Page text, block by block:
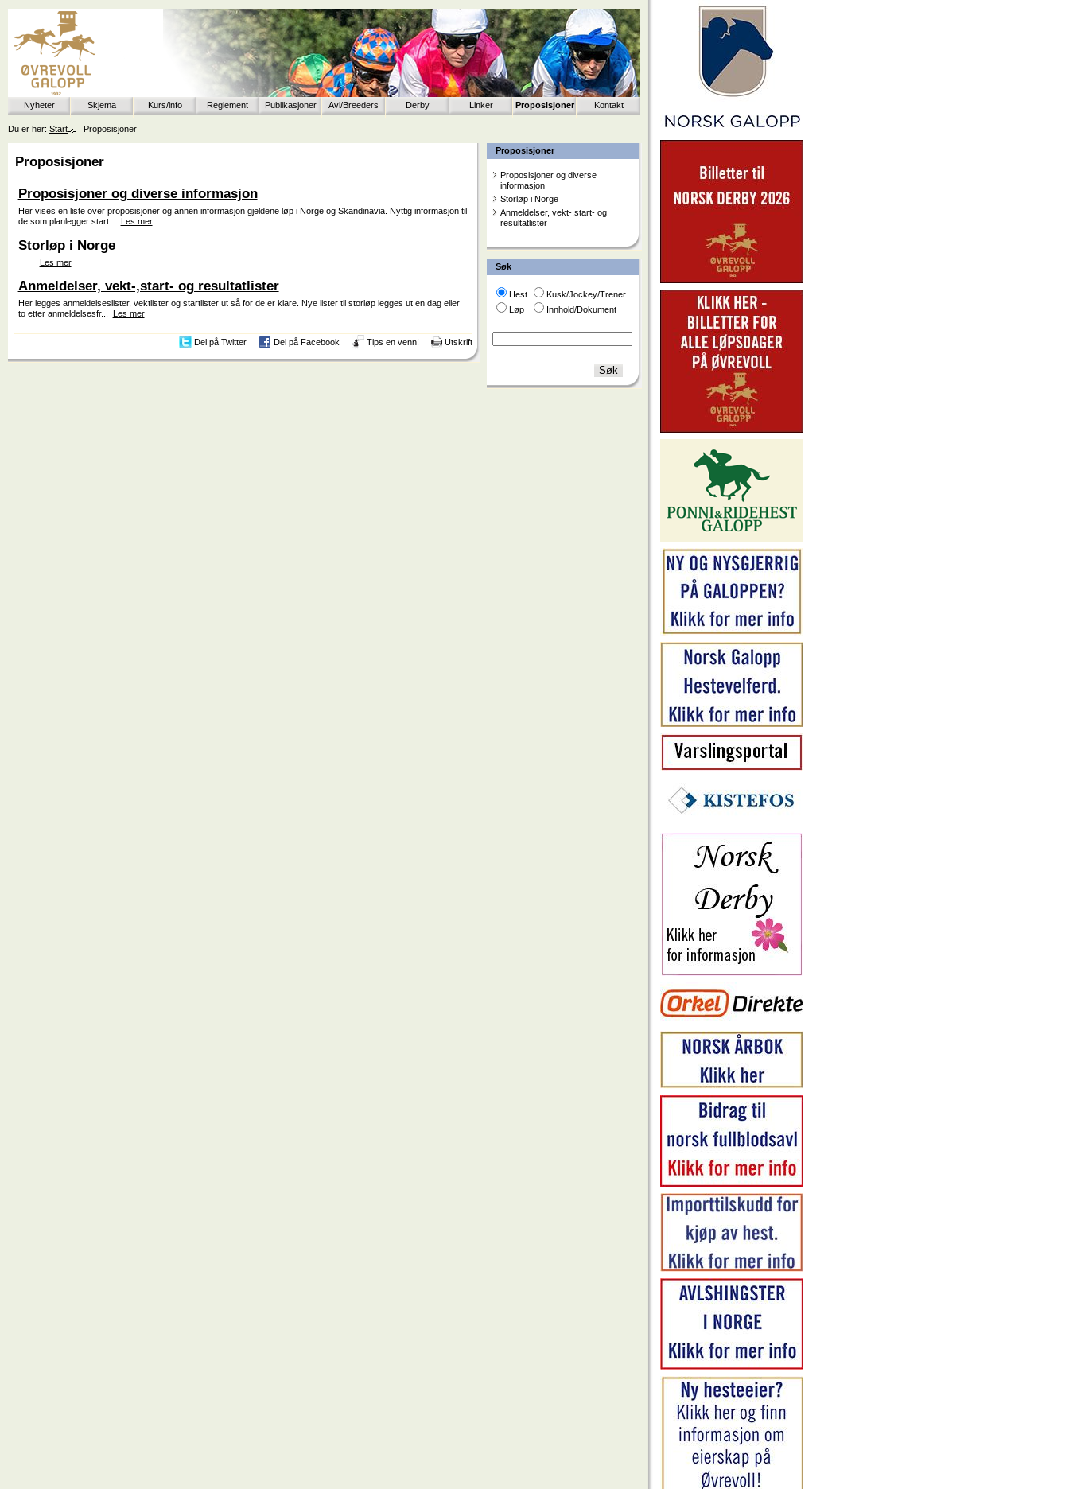
Nyheter Skjema Kurs/info Reglement Publikasjoner Avl/Breeders Derby Linker Proposisjoner Kontakt
Du er her: Start Proposisjoner
Proposisjoner
Proposisjoner og diverse
informasjon
Storløp i Norge
Anmeldelser, vekt-,start- og
resultatlister
Søk
Hest
Kusk/Jockey/Trener
Løp
Innhold/Dokument
Proposisjoner
Proposisjoner og diverse informasjon
Her vises en liste over proposisjoner og annen informasjon gjeldene løp i Norge og Skandinavia. Nyttig informasjon til
de som planlegger start...
Les mer
Storløp i Norge
Les mer
Anmeldelser, vekt-,start- og resultatlister
Her legges anmeldelseslister, vektlister og startlister ut så for de er klare. Nye lister til storløp legges ut en dag eller
to etter anmeldelsesfr... Les mer
Del på Twitter Del på Facebook Tips en venn! Utskrift